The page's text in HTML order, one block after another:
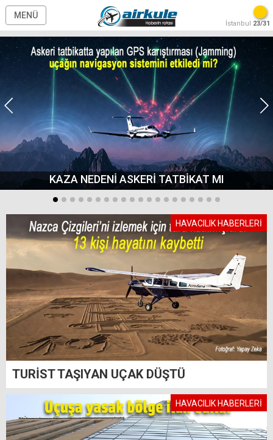
MENÜ
İstanbul 23/31
KAZA NEDENİ ASKERİ TATBİKAT MI
HAVACILIK HABERLERİ
TURİST TAŞIYAN UÇAK DÜŞTÜ
HAVACILIK HABERLERİ